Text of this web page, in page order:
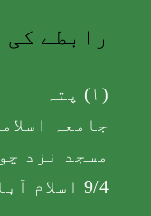
رابطے
(۱) پتہ
جامعہ
9/4 اسلام آباد پاکستان